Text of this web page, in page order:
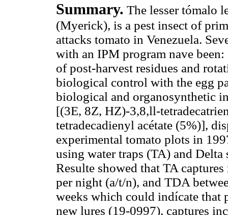
Summary. The lesser tómalo
(Myerick), is a pest insect of
attacks tomato in Venezuela.
with an IPM program nave
of post-harvest residues and
biological control with the egg
biological and organosynthetic
[(3E, 8Z, HZ)-3,8,ll-
tetradecadienyl acétate (5%)],
experimental tomato plots in
using water traps (TA) and
Resulte showed that TA
per night (a/t/n), and TDA
weeks which could indícate that
new lures (19-0997), captures